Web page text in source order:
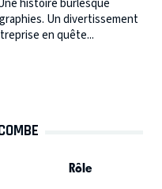
Un divertissement
en quête...
Rôle